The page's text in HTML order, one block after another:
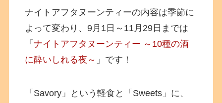
ナイトアフタヌーンティーの内容は季節に
よって変わり、9月1日～11月29日までは
「ナイトアフタヌーンティー ～10種の酒
に酔いしれる夜～ 」です！
「Savory」という軽食と「Sweets」に、